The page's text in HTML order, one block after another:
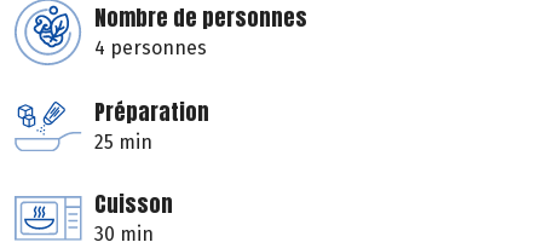
Nombre de personnes
4 personnes
Préparation
25 min
Cuisson
30 min